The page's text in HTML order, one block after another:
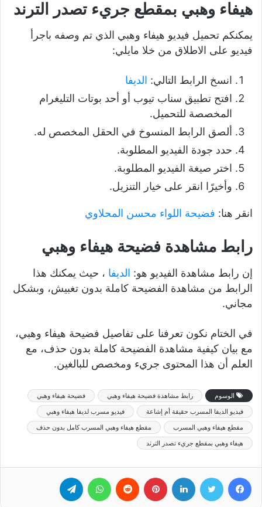
هيفاء وهبي بمقطع جريء تصدر الترند
يمكنكم تحميل فيديو هيفاء وهبي الذي تم وصفه باجرأ
فيديو على الاطلاق من خلا مايلي:
انسخ الرابط التالي: الديفا
افتح تطبيق سناب تيوب أو أحد بوتات التليغرام
المخصصة للتحميل.
ألصق الرابط المنسوخ في الحقل المخصص له.
حدد جودة الفيديو المطلوبة.
اختر صيغة الفيديو المطلوبة.
وأخيرًا انقر على خيار التنزيل.
انقر هنا: فضيحة اللواء محسن المحلاوي
رابط مشاهدة فضيحة هيفاء وهبي
إن رابط مشاهدة الفيديو هو: الديفا ، حيث يمكنك هذا
الرابط من مشاهدة الفضيحة كاملة بدون تغبيش، وبشكل
مجاني.
في الختام نكون تعرفنا على تفاصيل فضيحة هيفاء وهبي،
مع بيان كيفية مشاهدة الفضيحة كاملة بدون حذف، مع
العلم أن هذا المحتوى جريء ومخصص للبالغين.
الوسوم رابط مشاهدة فضيحة هيفاء وهبي
فضيحة هيفاء وهبي
فيديو الديفا المسرب حقيقة أم إشاعة
فيديو مسرب لديفا هيفاء وهبي
مقطع هيفاء وهبي المسرب
مقطع هيفاء وهبي المسرب كامل بدون حذف
هيفاء وهبي بمقطع جريء تصدر الترند